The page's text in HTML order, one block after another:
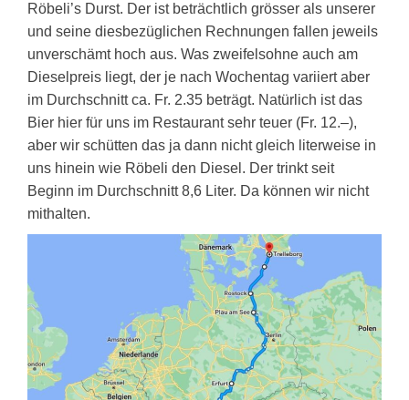
Röbeli’s Durst. Der ist beträchtlich grösser als unserer
und seine diesbezüglichen Rechnungen fallen jeweils
unverschämt hoch aus. Was zweifelsohne auch am
Dieselpreis liegt, der je nach Wochentag variiert aber
im Durchschnitt ca. Fr. 2.35 beträgt. Natürlich ist das
Bier hier für uns im Restaurant sehr teuer (Fr. 12.–),
aber wir schütten das ja dann nicht gleich literweise in
uns hinein wie Röbeli den Diesel. Der trinkt seit
Beginn im Durchschnitt 8,6 Liter. Da können wir nicht
mithalten.